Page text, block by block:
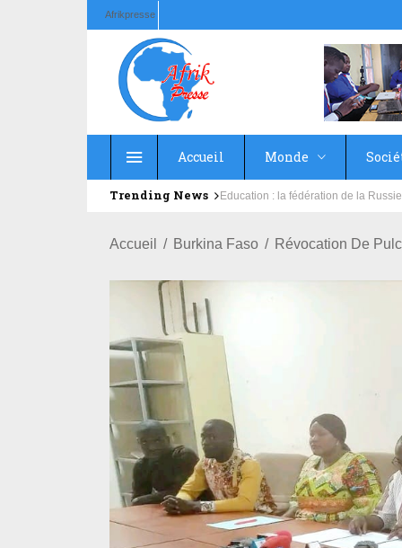
Afrikpresse
Accueil Monde
Trending News Salubrité: African Initiative et ses
Education : la fédération de la
Accueil Burkina Faso Révocation De